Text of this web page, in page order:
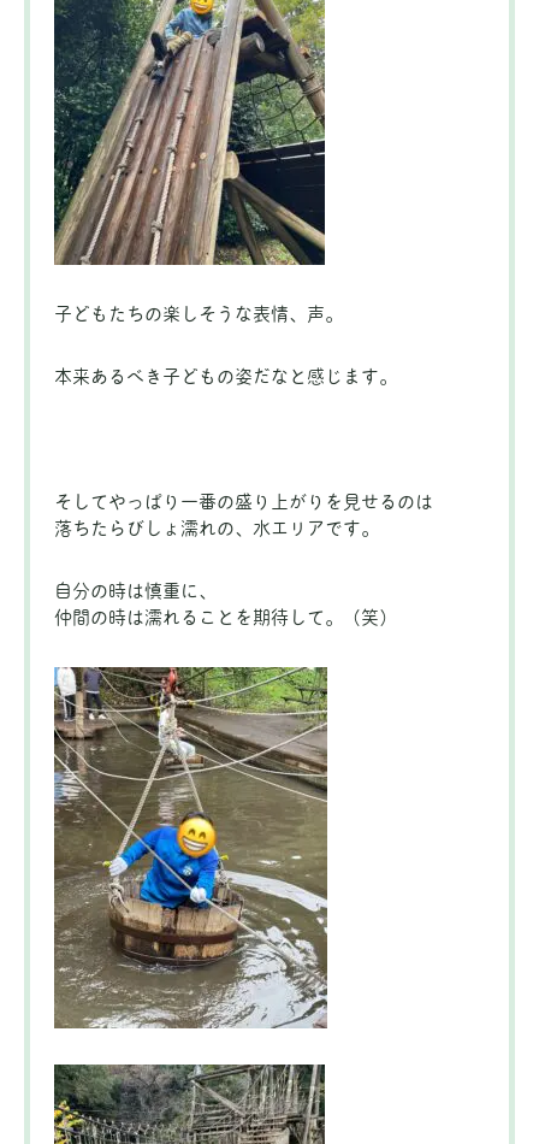
子どもたちの楽しそうな表情、声。
本来あるべき子どもの姿だなと感じます。
そしてやっぱり一番の盛り上がりを見せるのは
落ちたらびしょ濡れの、水エリアです。
自分の時は慎重に、
仲間の時は濡れることを期待して。（笑）